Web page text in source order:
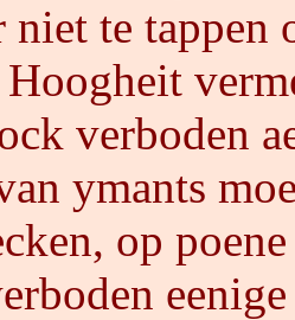
te tappen
verboden
ymants
op